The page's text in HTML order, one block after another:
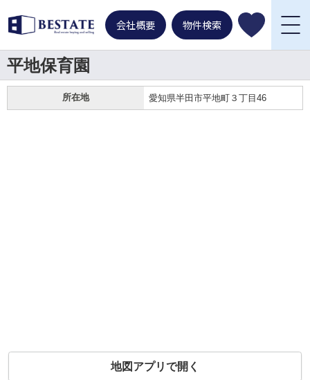
会社概要 物件検索
平地保育園
所在地 愛知県半田市平地町３丁目46
地図アプリで開く